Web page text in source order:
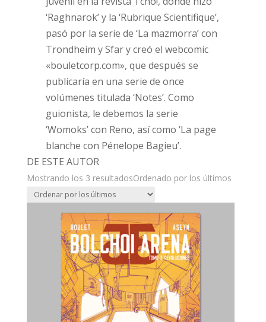
‘Raghnarok’ y la ‘Rubrique Scientifique’,
pasó por la serie de ‘La mazmorra’ con
Trondheim y Sfar y creó el webcomic
«bouletcorp.com», que después se
publicaría en una serie de once
volúmenes titulada ‘Notes’. Como
guionista, le debemos la serie
‘Womoks’ con Reno, así como ‘La page
blanche con Pénelope Bagieu’.
DE ESTE AUTOR
Mostrando los 3 resultadosOrdenado por los últimos